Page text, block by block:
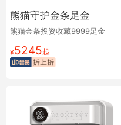
熊猫守护金条足金
熊猫金条投资收藏9999足金
¥5245起